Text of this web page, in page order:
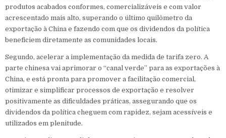
produtos acabados conformes, comercializáveis e com valor
acrescentado mais alto, superando o último quilômetro da
exportação à China e fazendo com que os dividendos da política
beneficiem diretamente as comunidades locais.
Segundo, acelerar a implementação da medida de tarifa zero. A
parte chinesa vai aprimorar o “canal verde” para as exportações à
China, e está pronta para promover a facilitação comercial,
otimizar e simplificar processos de exportação e resolver
positivamente as dificuldades práticas, assegurando que os
dividendos da política cheguem com rapidez, sejam acessíveis e
utilizados em plenitude.